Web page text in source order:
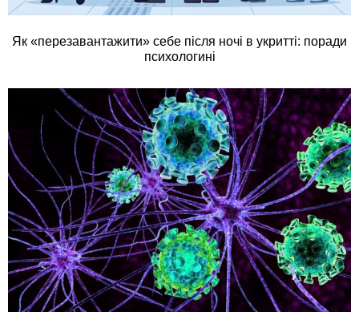
Як «перезавантажити» себе після ночі в укритті: поради
психологині